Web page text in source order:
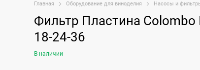
Главная Оборудование для виноделия Насосы и
Фильтр Пластина Colombo
18-24-36
В наличии